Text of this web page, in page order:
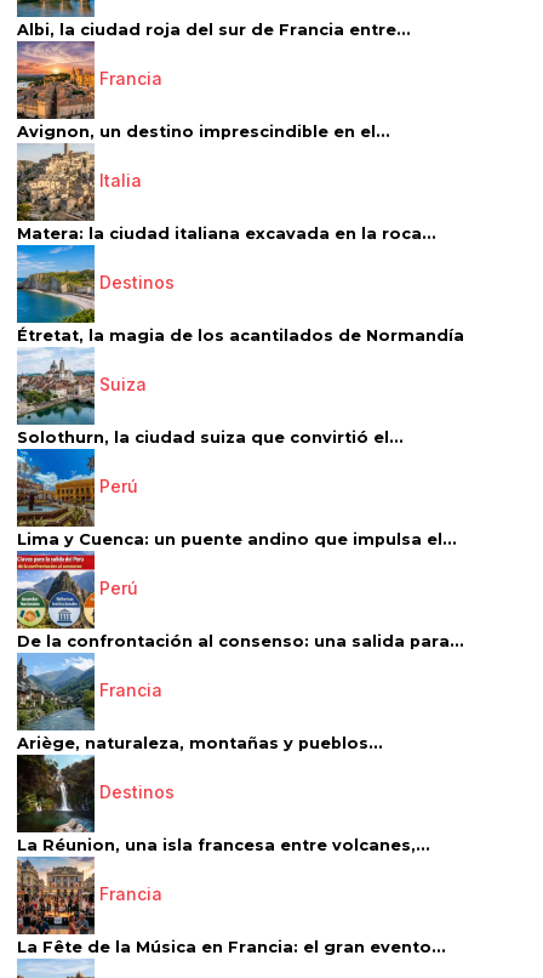
Albi, la ciudad roja del sur de Francia entre...
Francia
Avignon, un destino imprescindible en el...
Italia
Matera: la ciudad italiana excavada en la roca...
Destinos
Étretat, la magia de los acantilados de Normandía
Suiza
Solothurn, la ciudad suiza que convirtió el...
Perú
Lima y Cuenca: un puente andino que impulsa el...
Perú
De la confrontación al consenso: una salida para...
Francia
Ariège, naturaleza, montañas y pueblos...
Destinos
La Réunion, una isla francesa entre volcanes,...
Francia
La Fête de la Música en Francia: el gran evento...